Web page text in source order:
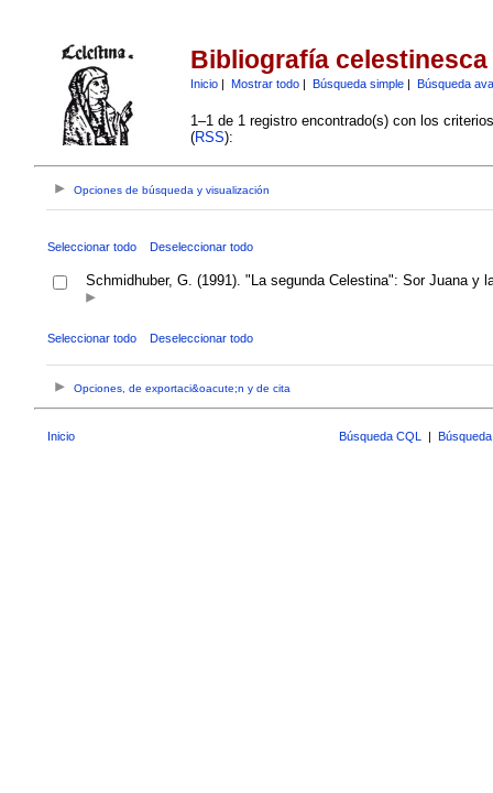
Bibliografía celestinesca
Inicio| Mostrar todo| Búsqueda simple| Búsqueda
1–1 de 1 registro encontrado(s) con los
(RSS):
Opciones de búsqueda y visualización
Seleccionar todo Deseleccionar todo
Schmidhuber, G. (1991). "La segunda Celestina": Sor Juana y
Seleccionar todo Deseleccionar todo
Opciones, de exportaci&oacute;n y de cita
Inicio Búsqueda CQL |